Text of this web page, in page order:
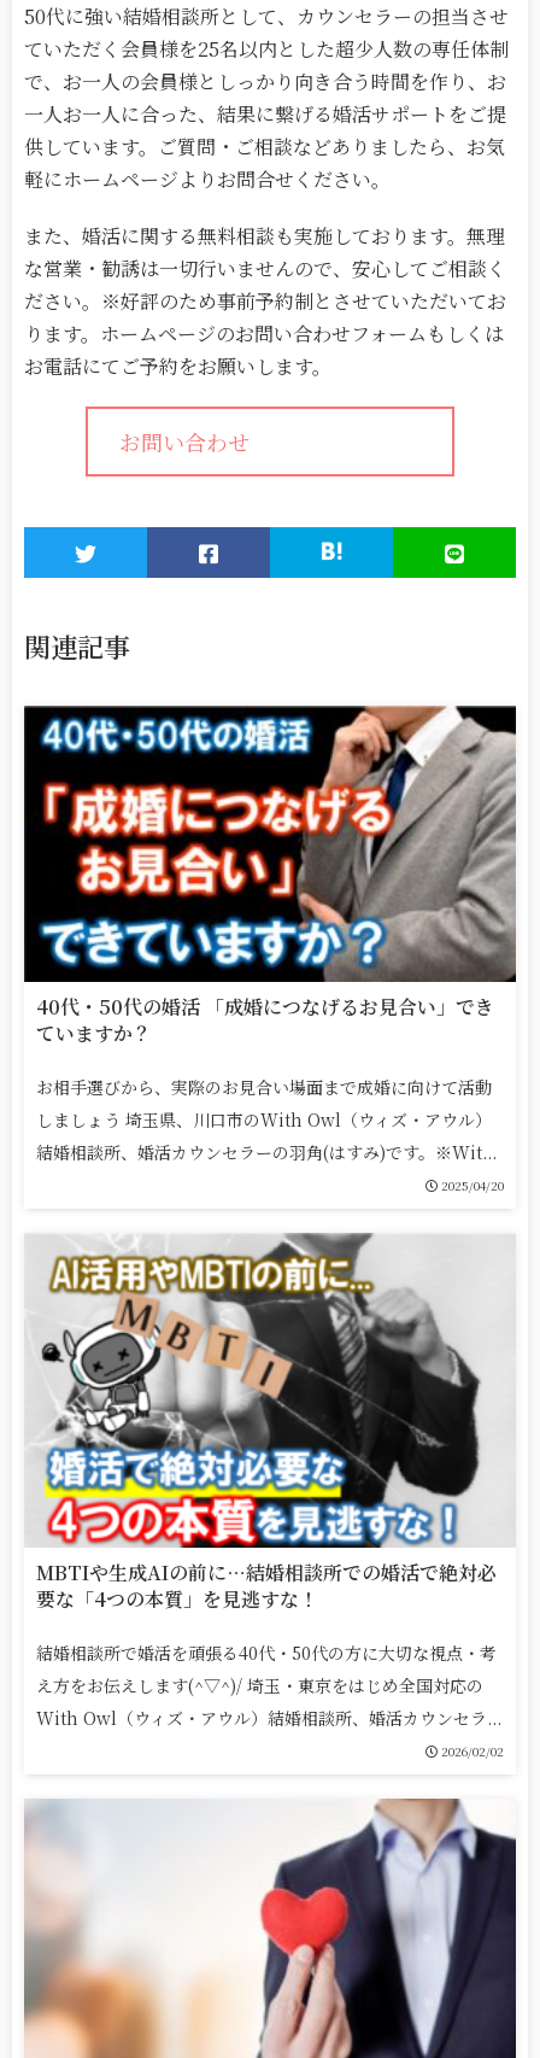
50代に強い結婚相談所として、カウンセラーの担当させ
ていただく会員様を25名以内とした超少人数の専任体制
で、お一人の会員様としっかり向き合う時間を作り、お
一人お一人に合った、結果に繋げる婚活サポートをご提
供しています。ご質問・ご相談などありましたら、お気
軽にホームページよりお問合せください。
また、婚活に関する無料相談も実施しております。無理
な営業・勧誘は一切行いませんので、安心してご相談く
ださい。※好評のため事前予約制とさせていただいてお
ります。ホームページのお問い合わせフォームもしくは
お電話にてご予約をお願いします。
お問い合わせ
関連記事
40代・50代の婚活 「成婚につなげるお見合い」でき
ていますか？
お相手選びから、実際のお見合い場面まで成婚に向けて活動
しましょう 埼玉県、川口市のWith Owl（ウィズ・アウル）
結婚相談所、婚活カウンセラーの羽角(はすみ)です。※Wit...
2025/04/20
MBTIや生成AIの前に…結婚相談所での婚活で絶対必
要な「4つの本質」を見逃すな！
結婚相談所で婚活を頑張る40代・50代の方に大切な視点・考
え方をお伝えします(^▽^)/ 埼玉・東京をはじめ全国対応の
With Owl（ウィズ・アウル）結婚相談所、婚活カウンセラ...
2026/02/02